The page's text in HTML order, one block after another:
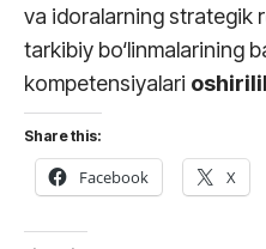
va idoralarning strategik
tarkibiy bo‘linmalarining
kompetensiyalari
Share this:
Facebook X